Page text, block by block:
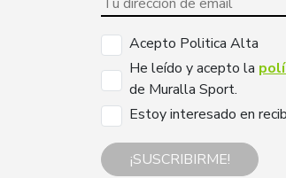
Acepto Politica Alta
He leído y acepto la
de Muralla Sport.
Estoy interesado en
¡SUSCRIBIRME!